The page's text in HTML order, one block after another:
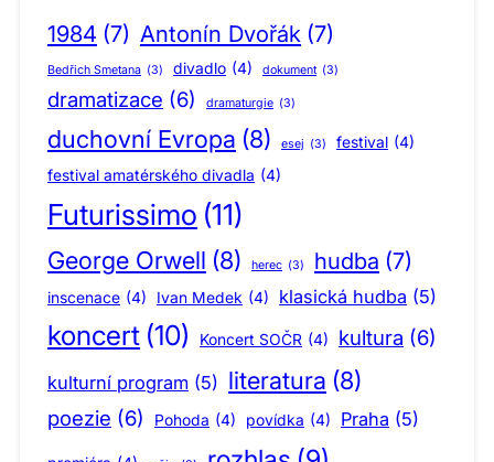
1984 (7) Antonín Dvořák (7)
Bedřich Smetana (3) divadlo (4) dokument (3)
dramatizace (6) dramaturgie (3)
duchovní Evropa (8) esej (3) festival (4)
festival amatérského divadla (4)
Futurissimo (11)
George Orwell (8) herec (3) hudba (7)
inscenace (4) Ivan Medek (4) klasická hudba (5)
koncert (10) Koncert SOČR (4) kultura (6)
kulturní program (5) literatura (8)
poezie (6) Pohoda (4) povídka (4) Praha (5)